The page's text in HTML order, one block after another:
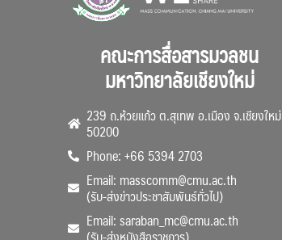
คณะการสื่อสารมวลชน
มหาวิทยาลัยเชียงใหม่
239 ถ.ห้วยแก้ว ต.สุเทพ อ.เมือง จ.เชียงใหม่
50200
Phone: +66 5394 2703
Email: masscomm@cmu.ac.th
(รับ-ส่งข่าวประชาสัมพันธ์ทั่วไป)
Email: saraban_mc@cmu.ac.th